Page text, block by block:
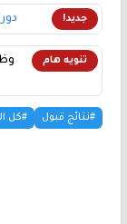
جديد!
تنويه هام
#نتائج قبول #كل